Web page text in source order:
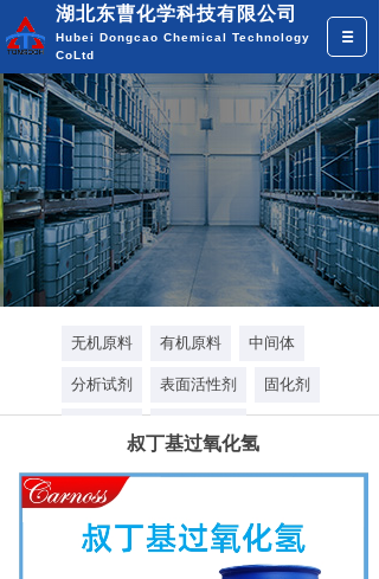
多年专注化学品研发
为企业提供全面的化工原料供应
全国热线：18971318572
无机原料 有机原料 中间体
分析试剂 表面活性剂 固化剂
叔丁基过氧化氢
湖北东曹化学科技有限公司
Hubei Dongcao Chemical Technology
CoLtd